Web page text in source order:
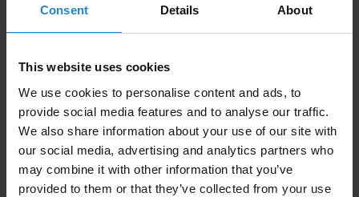
Consent Details About
This website uses cookies
We use cookies to personalise content and ads, to
provide social media features and to analyse our traffic.
We also share information about your use of our site with
our social media, advertising and analytics partners who
may combine it with other information that you’ve
provided to them or that they’ve collected from your use
Visteon optimise sa productivité et obtient
un retour dur investissement de moins d'un
an grâce à l'AMRs
Visteon en Slovaquie a déployé quatre robots MiR200
pour automatiser trois tâches différentes dans le cadre
du transport interne : l'approvisionnement en circuits
imprimés des lignes SMT, la collecte des déchets et le
transport des composants finis en plastique. Les
robots fonctionnent 24 heures sur 24, 7 jours sur 7,